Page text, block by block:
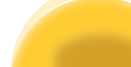
Uitzetten
Hoog rendement en directe toegang